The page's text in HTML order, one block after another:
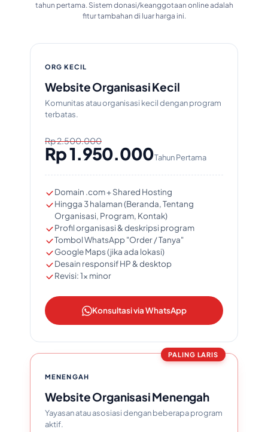
tahun pertama. Sistem donasi/keanggotaan online adalah
fitur tambahan di luar harga ini.
ORG KECIL
Website Organisasi Kecil
Komunitas atau organisasi kecil dengan program
terbatas.
Rp 2.500.000
Rp 1.950.000Tahun Pertama
Domain .com + Shared Hosting
Hingga 3 halaman (Beranda, Tentang
Organisasi, Program, Kontak)
Profil organisasi & deskripsi program
Tombol WhatsApp "Order / Tanya"
Google Maps (jika ada lokasi)
Desain responsif HP & desktop
Revisi: 1x minor
Konsultasi via WhatsApp
PALING LARIS
MENENGAH
Website Organisasi Menengah
Yayasan atau asosiasi dengan beberapa program
aktif.